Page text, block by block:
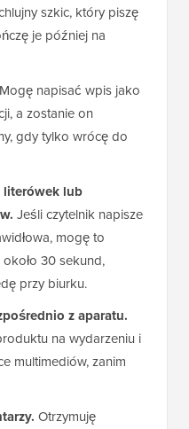
szkic, który piszę
je później na
Mogę napisać wpis jako
a zostanie on
gdy tylko wrócę do
literówek lub
Jeśli czytelnik napisze
mogę to
30 sekund,
przy biurku.
z aparatu.
na wydarzeniu i
multimediów, zanim
Otrzymuję